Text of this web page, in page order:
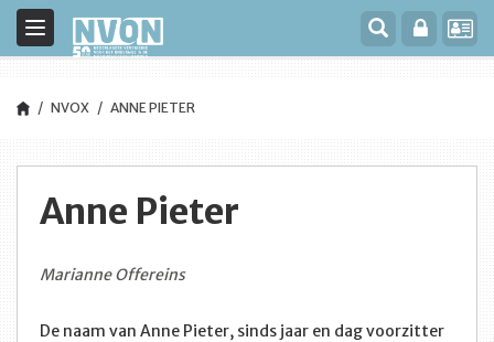
Toggle
navigation
NVOX ANNE PIETER
Anne Pieter
Marianne Offereins
De naam van Anne Pieter, sinds jaar en dag voorzitter